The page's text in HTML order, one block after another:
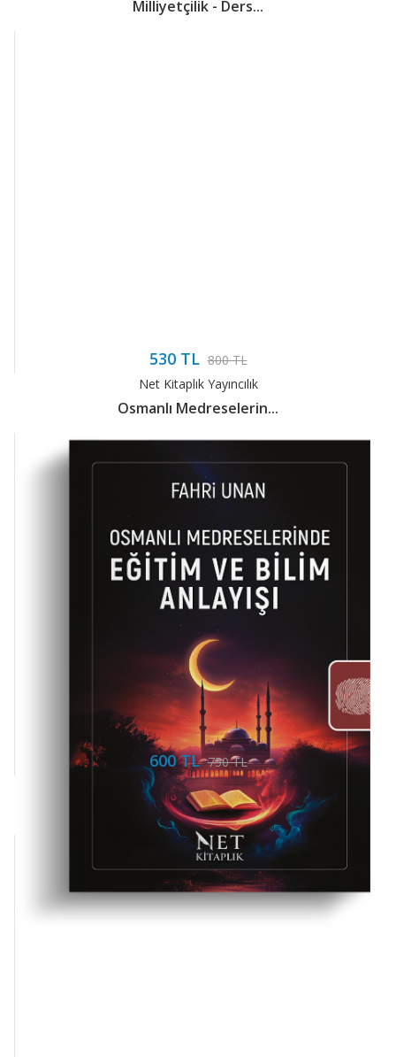
Milliyetçilik - Ders...
530 TL 800 TL
Net Kitaplık Yayıncılık
Osmanlı Medreselerin...
600 TL 750 TL
Mi Yayınları
Ernst Cassirer